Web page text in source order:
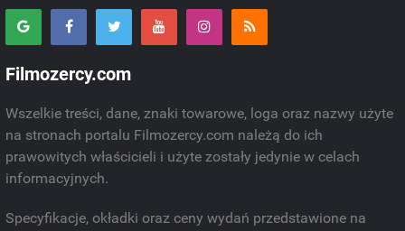
Filmozercy.com
Wszelkie treści, dane, znaki towarowe, loga oraz nazwy użyte
na stronach portalu Filmozercy.com należą do ich
prawowitych właścicieli i użyte zostały jedynie w celach
informacyjnych.
Specyfikacje, okładki oraz ceny wydań przedstawione na